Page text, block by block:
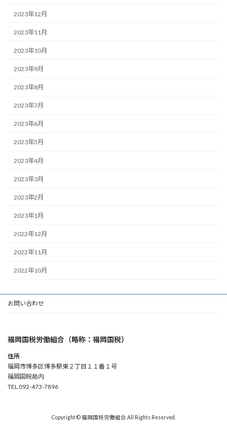
2023年12月
2023年11月
2023年10月
2023年9月
2023年8月
2023年7月
2023年6月
2023年5月
2023年4月
2023年3月
2023年2月
2023年1月
2022年12月
2022年11月
2022年10月
お問い合わせ
福岡国税労働組合（略称：福岡国税）
住所
福岡市博多区博多駅東２丁目１１番１号
福岡国税局内
TEL 092-473-7896
Copyright © 福岡国税労働組合 All Rights Reserved.